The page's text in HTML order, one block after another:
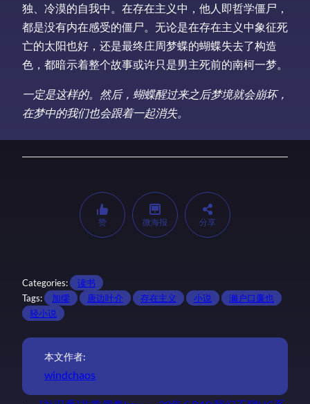
独、冷漠的自我中。在存在主义中，他人即哲学僵尸，
都是没有内在感受的僵尸。无论是在存在主义中象征死
亡的太阳也好，还是最终庄周梦蝶的蝴蝶失去了构造
色，都暗示着整个故事或许只是男主死前的南柯一梦。
一定是这样的。然后，蝴蝶醒过来之后梦境就会崩坏，
在梦中的我们也会跟着一起消失。
赞 微海报 分享
Categories:
读书
Tags:
加缪 唐边叶介 存在主义 小说
濑户口廉也
轻小说
本文作者:
windchaos